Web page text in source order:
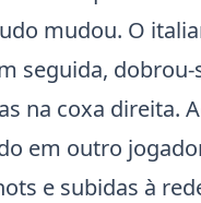
mudou. O
seguida,
na coxa direita.
em outro
e subidas à